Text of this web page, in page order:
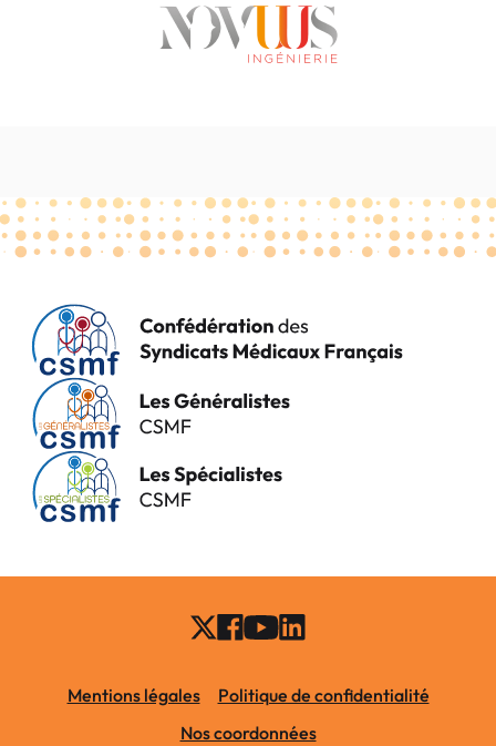
Mentions légales
Politique de confidentialité
Nos coordonnées